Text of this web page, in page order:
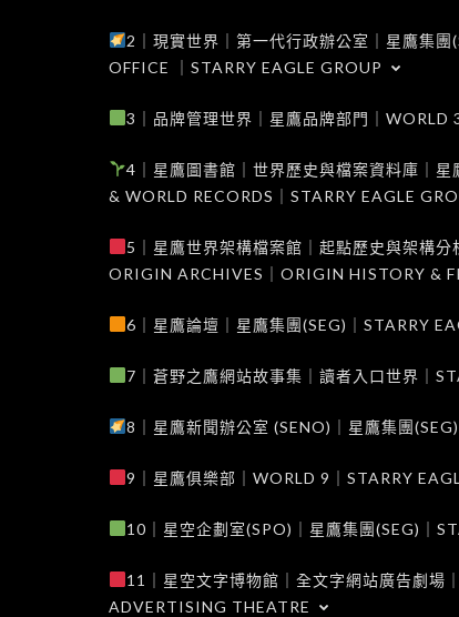
2｜現實世界｜第一代行政辦公室｜星鷹集
OFFICE ｜STARRY EAGLE GROUP
3｜品牌管理世界｜星鷹品牌部門｜
4｜星鷹圖書館｜世界歷史與檔案資料庫｜
& WORLD RECORDS｜STARRY EAGLE
5｜星鷹世界架構檔案館｜起點歷史與架構
ORIGIN ARCHIVES｜ORIGIN HISTORY &
6｜星鷹論壇｜星鷹集團(SEG)｜STARRY
7｜蒼野之鷹網站故事集｜讀者入口世界｜
8｜星鷹新聞辦公室 (SENO)｜星鷹集團
9｜星鷹俱樂部｜WORLD 9｜STARRY
10｜星空企劃室(SPO)｜星鷹集團(SEG)｜
11｜星空文字博物館｜全文字網站廣告劇場
ADVERTISING THEATRE